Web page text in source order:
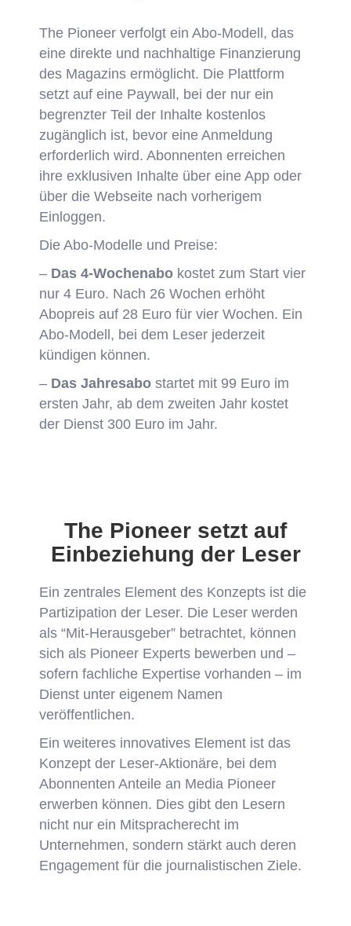
The Pioneer verfolgt ein Abo-Modell, das
eine direkte und nachhaltige Finanzierung
des Magazins ermöglicht. Die Plattform
setzt auf eine Paywall, bei der nur ein
begrenzter Teil der Inhalte kostenlos
zugänglich ist, bevor eine Anmeldung
erforderlich wird. Abonnenten erreichen
ihre exklusiven Inhalte über eine App oder
über die Webseite nach vorherigem
Einloggen.
Die Abo-Modelle und Preise:
– Das 4-Wochenabokostet zum Start vier
nur 4 Euro. Nach 26 Wochen erhöht
Abopreis auf 28 Euro für vier Wochen. Ein
Abo-Modell, bei dem Leser jederzeit
kündigen können.
– Das Jahresabostartet mit 99 Euro im
ersten Jahr, ab dem zweiten Jahr kostet
der Dienst 300 Euro im Jahr.
The Pioneer setzt auf
Einbeziehung der Leser
Ein zentrales Element des Konzepts ist die
Partizipation der Leser. Die Leser werden
als “Mit-Herausgeber” betrachtet, können
sich als Pioneer Experts bewerben und –
sofern fachliche Expertise vorhanden – im
Dienst unter eigenem Namen
veröffentlichen.
Ein weiteres innovatives Element ist das
Konzept der Leser-Aktionäre, bei dem
Abonnenten Anteile an Media Pioneer
erwerben können. Dies gibt den Lesern
nicht nur ein Mitspracherecht im
Unternehmen, sondern stärkt auch deren
Engagement für die journalistischen Ziele.